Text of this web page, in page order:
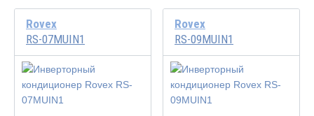
Rovex
RS-07MUIN1
Инвертор
Rovex
RS-09MUIN1
Инвертор